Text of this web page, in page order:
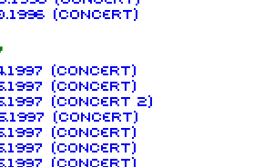
(concert)
(concert)
(concert)
(concert 2)
(concert)
(concert)
(concert)
(concert)